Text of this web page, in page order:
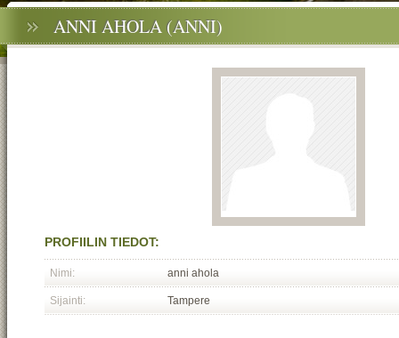
ANNI AHOLA (ANNI)
PROFIILIN TIEDOT:
Nimi: anni ahola
Sijainti: Tampere